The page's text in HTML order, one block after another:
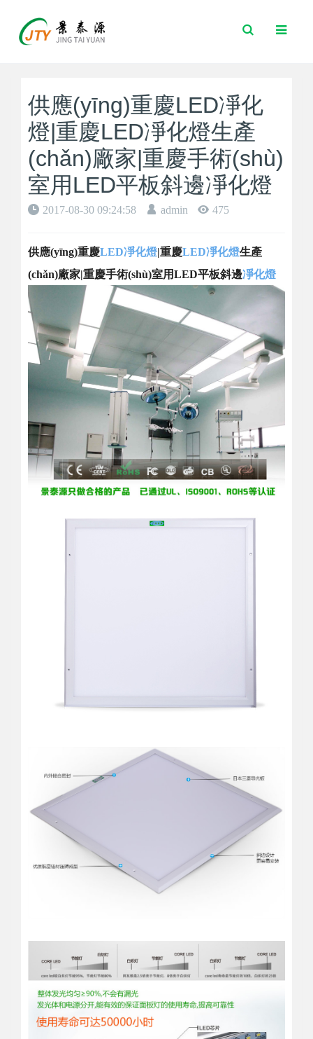
Toggle
Search
供應(yīng)重慶LED凈化
燈|重慶LED凈化燈生產
(chǎn)廠家|重慶手術(shù)
室用LED平板斜邊凈化燈
2017-08-30 09:24:58 admin 475
供應(yīng)重慶LED凈化燈|重慶LED凈化燈生產
(chǎn)廠家|重慶手術(shù)室用LED平板斜邊凈化燈